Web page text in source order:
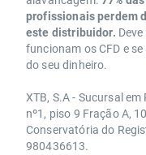
profissionais perdem
este distribuidor.
funcionam os CFD e
do seu dinheiro.
XTB, S.A - Sucursal
nº1, piso 9 Fração A,
Conservatória do
980436613.